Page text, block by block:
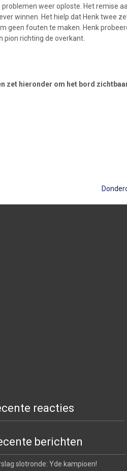
weer oploste. Het remise
winnen. Het hielp dat Henk twee
geen fouten te maken. Henk
pion richting de overkant.
zet hieronder om het bord
reacties
berichten
slotronde: Yde kampioen!